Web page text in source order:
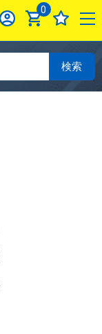
0
検索